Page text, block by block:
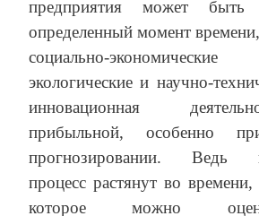
предприятия может
определенный момент
социально-
экологические и научно-
инновационная
прибыльной, особенно
прогнозировании. Ведь
процесс растянут во времени,
которое можно